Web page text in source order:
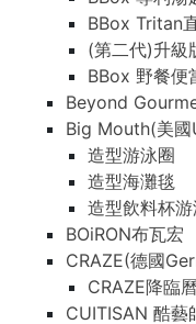
BBox Tritan
(第二代)升級
BBox 野餐便
Beyond
Big Mouth(美國
造型游泳圈
造型海灘毯
造型飲料杯
BOiRON布瓦宏
CRAZE(德國
CRAZE降臨曆
CUITISAN 酷藝